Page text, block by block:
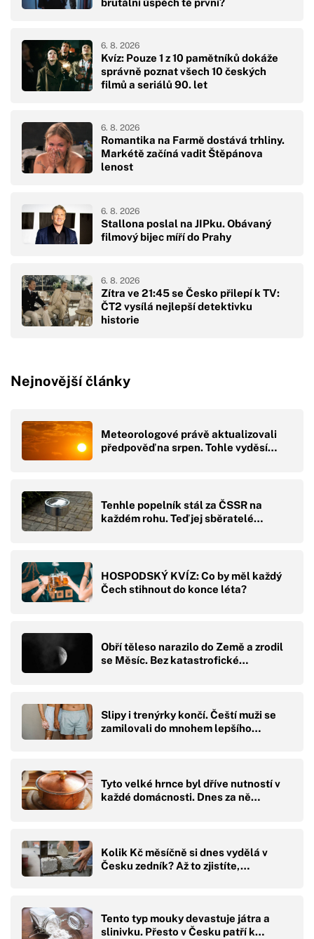
brutální úspěch té první?
Kvíz: Pouze 1 z 10 pamětníků dokáže
správně poznat všech 10 českých
filmů a seriálů 90. let
6. 8. 2026
Romantika na Farmě dostává trhliny.
Markétě začíná vadit Štěpánova
lenost
6. 8. 2026
Stallona poslal na JIPku. Obávaný
filmový bijec míří do Prahy
6. 8. 2026
Zítra ve 21:45 se Česko přilepí k TV:
ČT2 vysílá nejlepší detektivku
historie
6. 8. 2026
Nejnovější články
Meteorologové právě aktualizovali
předpověď na srpen. Tohle vyděsí…
Tenhle popelník stál za ČSSR na
každém rohu. Teď jej sběratelé…
HOSPODSKÝ KVÍZ: Co by měl každý
Čech stihnout do konce léta?
Obří těleso narazilo do Země a zrodil
se Měsíc. Bez katastrofické…
Slipy i trenýrky končí. Čeští muži se
zamilovali do mnohem lepšího…
Tyto velké hrnce byl dříve nutností v
každé domácnosti. Dnes za ně…
Kolik Kč měsíčně si dnes vydělá v
Česku zedník? Až to zjistíte,…
Tento typ mouky devastuje játra a
slinivku. Přesto v Česku patří k…